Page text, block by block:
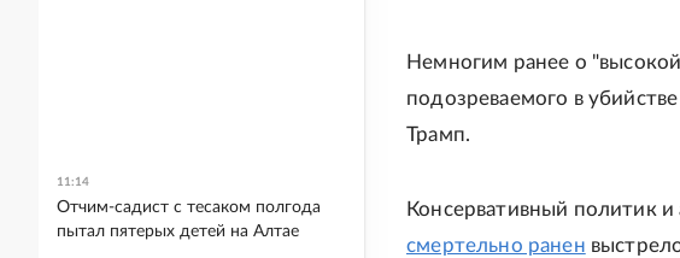
Немногим ранее о
подозреваемого в
Трамп.
Консервативный политик
смертельно ранен
11:14
Отчим-садист с тесаком полгода
пытал пятерых детей на Алтае